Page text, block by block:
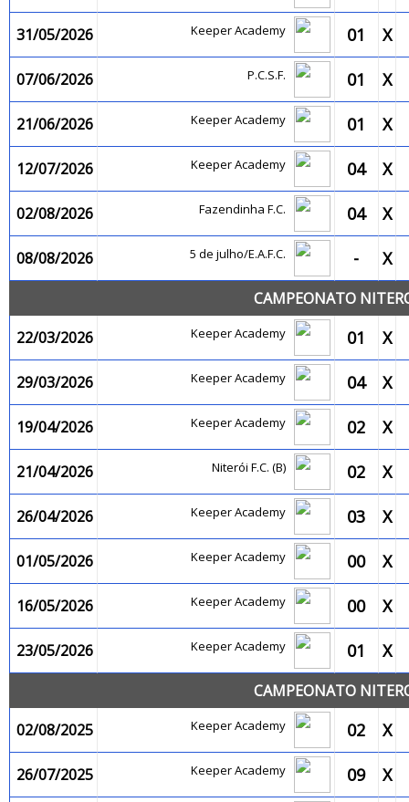
31/05/2026 Keeper Academy 01 X
07/06/2026 P.C.S.F. 01 X
21/06/2026 Keeper Academy 01 X
12/07/2026 Keeper Academy 04 X
02/08/2026 Fazendinha F.C. 04 X
08/08/2026 5 de julho/E.A.F.C. - X
CAMPEONATO
22/03/2026
Keeper Academy 01 X
29/03/2026 Keeper Academy 04 X
19/04/2026 Keeper Academy 02 X
21/04/2026 Niterói F.C. (B) 02 X
26/04/2026 Keeper Academy 03 X
01/05/2026 Keeper Academy 00 X
16/05/2026 Keeper Academy 00 X
23/05/2026 Keeper Academy 01 X
CAMPEONATO
02/08/2025
Keeper Academy 02 X
26/07/2025 Keeper Academy 09 X